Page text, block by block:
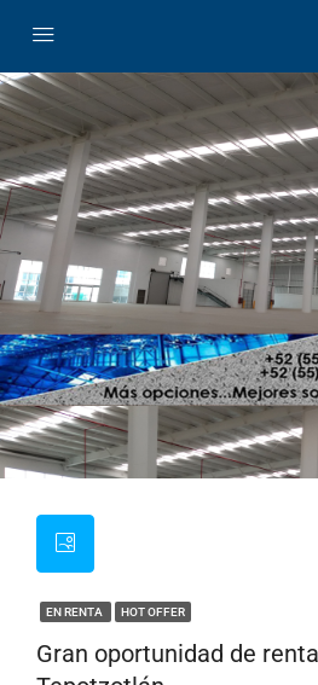
EN RENTA HOT OFFER
Gran oportunidad de